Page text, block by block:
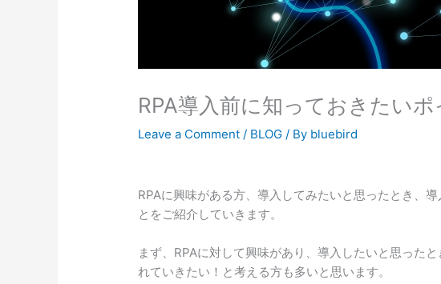
RPA導入前に知っておきたいポ
Leave a Comment / BLOG / By bluebird
RPAに興味がある方、導入してみたいと思ったとき、
とをご紹介していきます。
まず、RPAに対して興味があり、導入したいと思った
れていきたい！と考える方も多いと思います。